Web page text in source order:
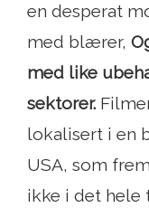
en desperat
med blærer,
med like
sektorer.
lokalisert i en
USA, som
ikke i det hele